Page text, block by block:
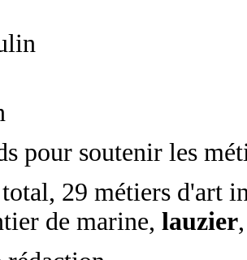
pour soutenir les
29 métiers d'art
de marine, lauzier